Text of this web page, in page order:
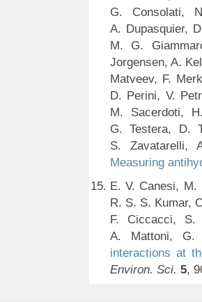
G. Consolati,
A. Dupasquier,
M. G.
Jorgensen, A.
Matveev, F.
D. Perini, V.
M. Sacerdoti,
G. Testera, D.
S. Zavatarelli,
Measuring
E. V. Canesi,
R. S. S. Kumar,
F. Ciccacci,
A. Mattoni,
interactions at
Environ. Sci. 5,